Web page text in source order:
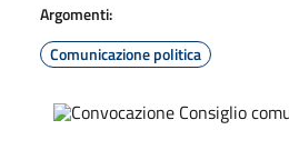
Argomenti:
Comunicazione politica